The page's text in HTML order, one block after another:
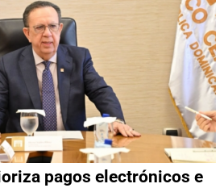
pagos electrónicos e